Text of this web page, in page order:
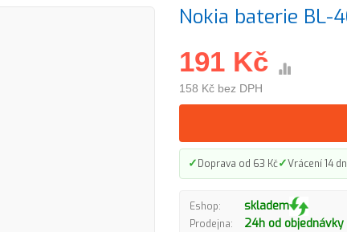
Nokia baterie BL-
191 Kč
158 Kč bez DPH
✓Doprava od 63 Kč✓Vrácení 14
Eshop: skladem
Prodejna: 24h od objednávky